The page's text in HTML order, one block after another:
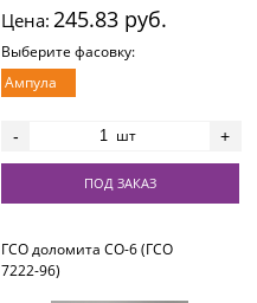
Цена: 245.83 руб.
Выберите фасовку:
Ампула
- шт +
ПОД ЗАКАЗ
ГСО доломита СО-6 (ГСО
7222-96)